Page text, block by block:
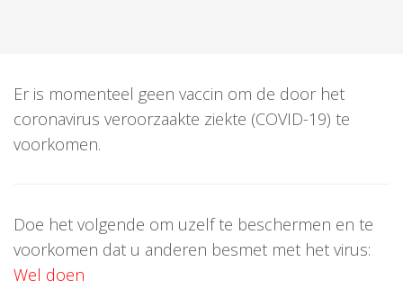
Er is momenteel geen vaccin om de door het
coronavirus veroorzaakte ziekte (COVID-19) te
voorkomen.
Doe het volgende om uzelf te beschermen en te
voorkomen dat u anderen besmet met het virus:
Wel doen